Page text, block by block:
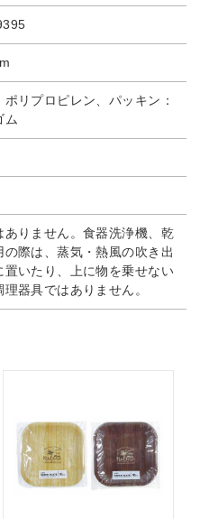
リプロピレン、パッキン：
ム
ありません。食器洗浄機、乾
の際は、蒸気・熱風の吹き出
置いたり、上に物を乗せない
器具ではありません。